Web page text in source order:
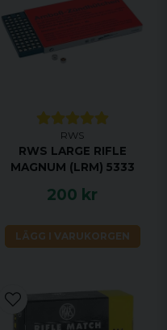
RWS
RWS LARGE RIFLE
MAGNUM (LRM) 5333
200 kr
LÄGG I VARUKORGEN